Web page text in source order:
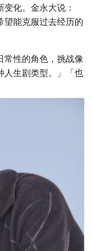
化。金永大说：
望能克服过去经历的
常性的角色，挑战像
人生剧类型。」「也